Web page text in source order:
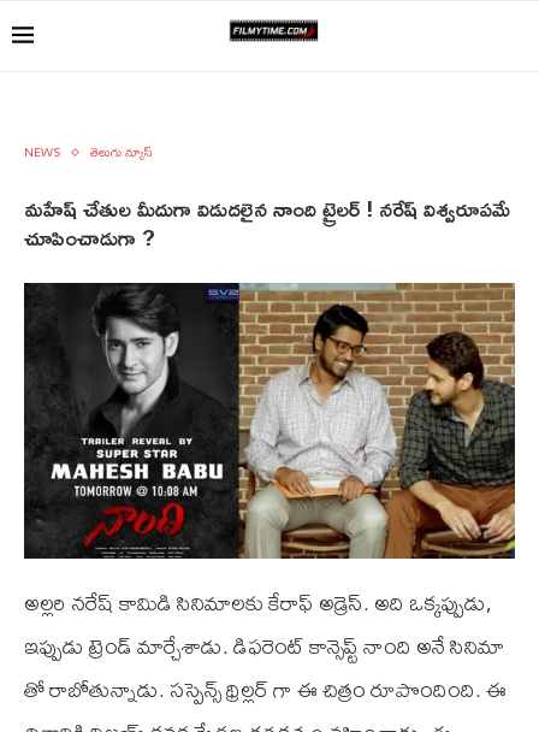
NEWS తెలుగు న్యూస్
మహేష్ చేతుల మీదుగా విడుదలైన నాంది ట్రైలర్ ! నరేష్ విశ్వరూపమే
చూపించాడుగా ?
అల్లరి నరేష్ కామిడి సినిమాలకు కేరాఫ్ అడ్రెస్. అది ఒక్కప్పుడు,
ఇప్పుడు ట్రెండ్ మార్చేశాడు. డిఫరెంట్ కాన్సెప్ట్ నాంది అనే సినిమా
తో రాబోతున్నాడు. సస్పెన్స్ థ్రిల్లర్ గా ఈ చిత్రం రూపొందింది. ఈ